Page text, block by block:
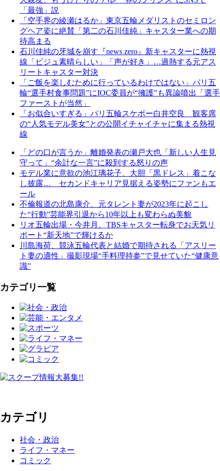
「最強」説
「空手界の綾瀬はるか」東京五輪メダリストのセミロン
グヘア姿に絶賛「第二の石川佳純」キャスター業への期
待高まる
石川佳純の牙城を崩す『news zero』新キャスターに熱視
線「ビジュ素晴らしい」「声が好き」…過熱する元アス
リートキャスター対決
「ご飯を楽しむために行っているわけではない」パリ五
輪“選手村食事問題”にIOC委員が“擁護”も異論噴出「選手
ファーストが当然」
「お似合いすぎる」パリ五輪スケボー白井空良 観客席
の“人気モデル美女”との公開イチャイチャに集まる熱視
線
「どの口が言うか」離婚発表の瀬戸大也「新しい人生見
守って」“余計な一言”に殺到する怒りの声
モデル業に意欲の池江璃花子、大胆「黒ドレス」着こな
し披露… セカンドキャリア見据える姿勢にファンもエ
ール
不倫報道の北島康介、元タレント妻が2023年に起こし
た“行動”芸能界引退から10年以上も変わらぬ美貌
リオ五輪出場・今井月、TBSキャスター転身でお天気リ
ポート“新天地”で輝けるか
川島海荷、競泳五輪代表と結婚で期待される「アスリー
ト妻の適性」撮影現場“手料理持参”で見せていた“健康意
識”
カテゴリ一覧
カテゴリ
社会・政治
ライフ・マネー
コミック